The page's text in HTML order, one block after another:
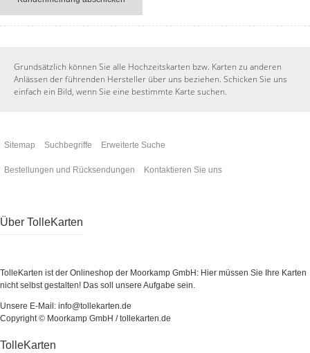
Grundsätzlich können Sie alle Hochzeitskarten bzw. Karten zu anderen
Anlässen der führenden Hersteller über uns beziehen. Schicken Sie uns
einfach ein Bild, wenn Sie eine bestimmte Karte suchen.
Sitemap Suchbegriffe Erweiterte Suche
Bestellungen und Rücksendungen Kontaktieren Sie uns
Über TolleKarten
TolleKarten ist der Onlineshop der Moorkamp GmbH: Hier müssen Sie Ihre Karten
nicht selbst gestalten! Das soll unsere Aufgabe sein.
Unsere E-Mail: info@tollekarten.de
Copyright © Moorkamp GmbH / tollekarten.de
TolleKarten